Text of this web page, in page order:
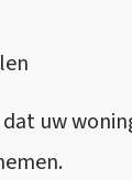
uw